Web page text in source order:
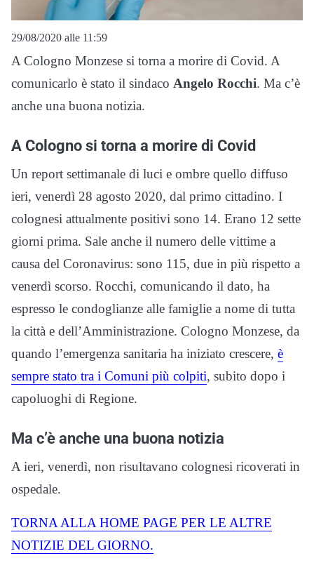
29/08/2020 alle 11:59
A Cologno Monzese si torna a morire di Covid. A
comunicarlo è stato il sindaco Angelo Rocchi. Ma c’è
anche una buona notizia.
A Cologno si torna a morire di Covid
Un report settimanale di luci e ombre quello diffuso
ieri, venerdì 28 agosto 2020, dal primo cittadino. I
colognesi attualmente positivi sono 14. Erano 12 sette
giorni prima. Sale anche il numero delle vittime a
causa del Coronavirus: sono 115, due in più rispetto a
venerdì scorso. Rocchi, comunicando il dato, ha
espresso le condoglianze alle famiglie a nome di tutta
la città e dell’Amministrazione. Cologno Monzese, da
quando l’emergenza sanitaria ha iniziato crescere, è
sempre stato tra i Comuni più colpiti, subito dopo i
capoluoghi di Regione.
Ma c’è anche una buona notizia
A ieri, venerdì, non risultavano colognesi ricoverati in
ospedale.
TORNA ALLA HOME PAGE PER LE ALTRE
NOTIZIE DEL GIORNO.